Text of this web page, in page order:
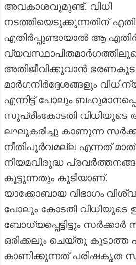
അവകാശവുമുണ്ട്. വിധി
നടത്തിയെടുക്കുന്നതിന്
എതിർപ്പുണ്ടായാൽ ആ
അതിജീവിക്കുവാൻ
മാർഗനിർദ്ദേശങ്ങളും
എന്നിട്ട് പോലും
സുപ്രീംകോടതി
ലഘുകരിച്ചു കാണുന്ന
നീതിപൂർവമല്ല എന്നത്
നിയമവിരുദ്ധ
കൂട്ടുന്നതും കൂടിയാണ്.
യാക്കോബായ വിഭാഗം
പോലും കോടതി വിധിയുടെ
ബോധ്യപ്പെട്ടിട്ടും
ഒരിക്കലും ചെയ്തു കൂടാത്ത
കാണിക്കുന്നത് പരിഷകൃത